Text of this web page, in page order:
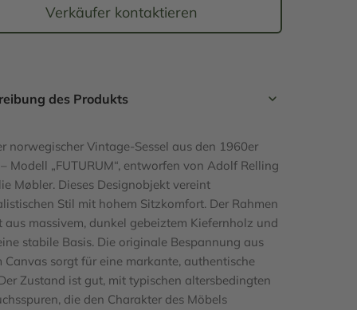
Verkäufer kontaktieren
des Produkts
norwegischer Vintage-Sessel aus den 1960er
– Modell „FUTURUM“, entworfen von Adolf Relling
Møbler. Dieses Designobjekt vereint
Stil mit hohem Sitzkomfort. Der Rahmen
aus massivem, dunkel gebeiztem Kiefernholz und
stabile Basis. Die originale Bespannung aus
Canvas sorgt für eine markante, authentische
Zustand ist gut, mit typischen altersbedingten
die den Charakter des Möbels